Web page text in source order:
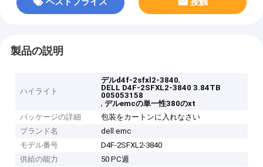
製品の説明
ハイライト
デルd4f-2sfxl2-3840,
DELL D4F-2SFXL2-3840 3.84TB
005053158
,デルemcの単一性380のxt
パッケージの詳細
包装をカートンに入れなさい
ブランド名
dell emc
モデル番号
D4F-2SFXL2-3840
供給の能力
50 PC週